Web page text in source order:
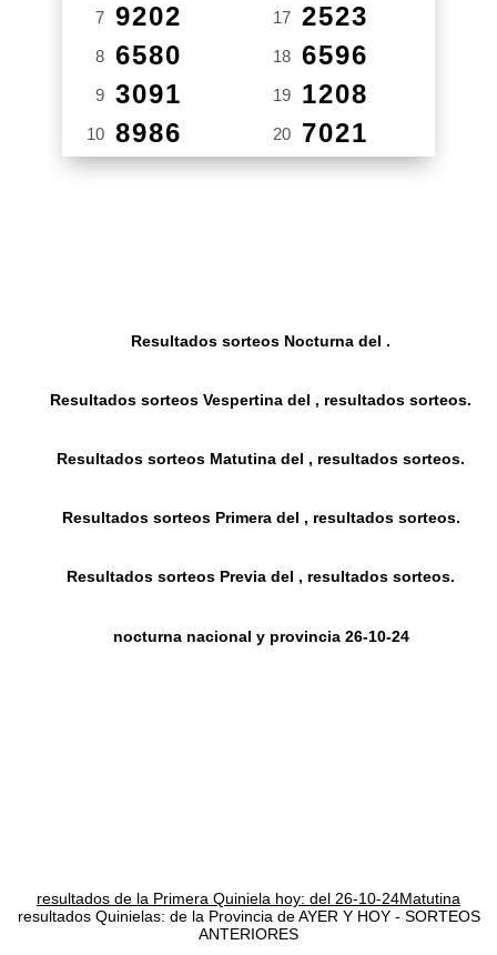
7 9202
8 6580
9 3091
10 8986
17 2523
18 6596
19 1208
20 7021
Resultados sorteos Nocturna del .
Resultados sorteos Vespertina del , resultados sorteos.
Resultados sorteos Matutina del , resultados sorteos.
Resultados sorteos Primera del , resultados sorteos.
Resultados sorteos Previa del , resultados sorteos.
nocturna nacional y provincia 26-10-24
resultados de la Primera Quiniela hoy: del 26-10-24Matutina
resultados Quinielas: de la Provincia de AYER Y HOY - SORTEOS
ANTERIORES